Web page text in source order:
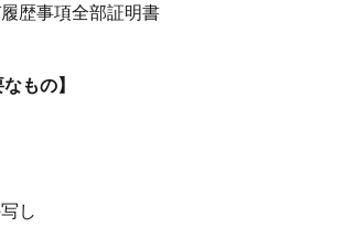
歴事項全部証明書
もの】
し